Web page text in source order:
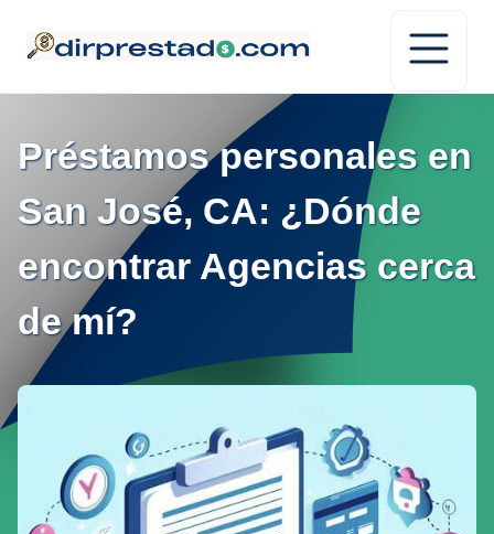
Préstamos personales en
San José, CA: ¿Dónde
encontrar Agencias cerca
de mí?